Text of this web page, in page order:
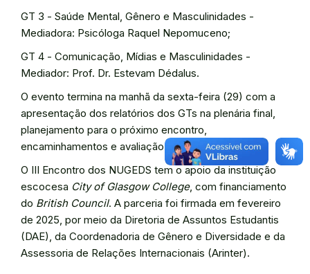
GT 3 - Saúde Mental, Gênero e Masculinidades -
Mediadora: Psicóloga Raquel Nepomuceno;
GT 4 - Comunicação, Mídias e Masculinidades -
Mediador: Prof. Dr. Estevam Dédalus.
O evento termina na manhã da sexta-feira (29) com a
apresentação dos relatórios dos GTs na plenária final,
planejamento para o próximo encontro,
encaminhamentos e avaliação do evento.
O III Encontro dos NUGEDS tem o apoio da instituição
escocesa City of Glasgow College, com financiamento
do British Council. A parceria foi firmada em fevereiro
de 2025, por meio da Diretoria de Assuntos Estudantis
(DAE), da Coordenadoria de Gênero e Diversidade e da
Assessoria de Relações Internacionais (Arinter).